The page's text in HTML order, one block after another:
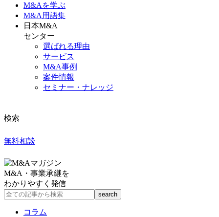
M&Aを学ぶ
M&A 用語集
日本M&A
センター
選ばれる理由
サービス
M&A事例
案件情報
セミナー・ナレッジ
検索
無料相談
M&A・事業承継を
わかりやすく発信
コラム